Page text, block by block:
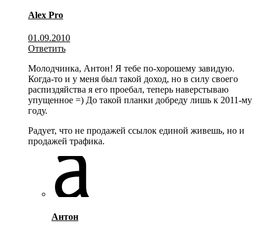
Alex Pro
01.09.2010
Ответить
Молодчинка, Антон! Я тебе по-хорошему завидую.
Когда-то и у меня был такой доход, но в силу своего
распиздяйства я его проебал, теперь наверстываю
упущенное =) До такой планки добреду лишь к 2011-му
году.
Радует, что не продажей ссылок единой живешь, но и
продажей трафика.
Антон